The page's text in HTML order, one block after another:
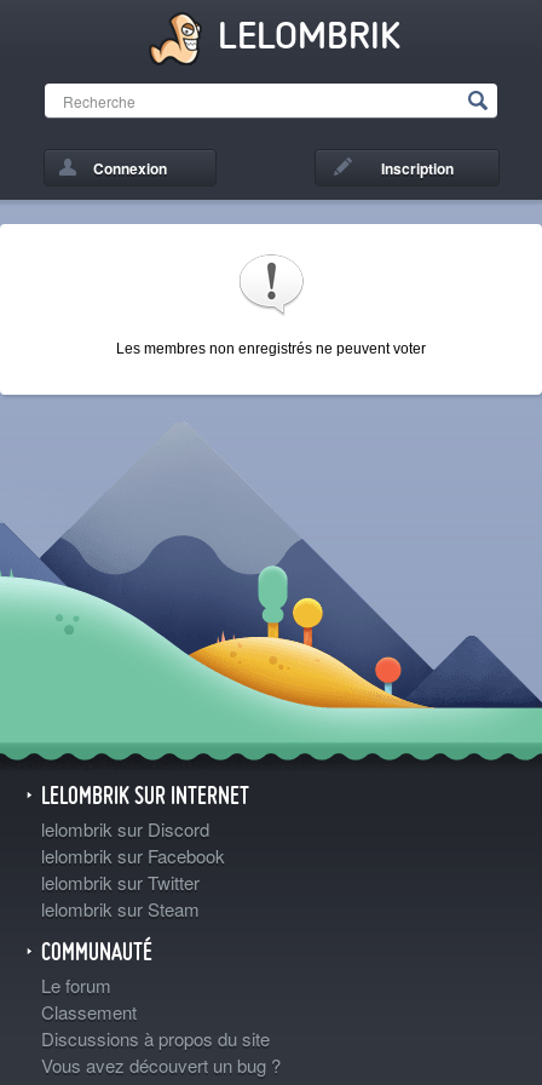
LELOMBRIK
Connexion Inscription
Les membres non enregistrés ne peuvent voter
LELOMBRIK SUR INTERNET
lelombrik sur Discord
lelombrik sur Facebook
lelombrik sur Twitter
lelombrik sur Steam
COMMUNAUTÉ
Le forum
Classement
Discussions à propos du site
Vous avez découvert un bug ?